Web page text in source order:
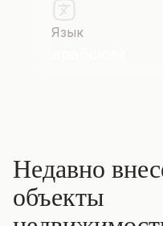
Язык
Недавно
объекты